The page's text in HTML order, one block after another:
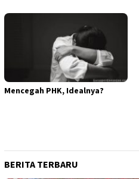
Mencegah PHK, Idealnya?
BERITA TERBARU